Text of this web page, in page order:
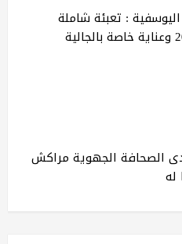
: تعبئة شاملة
لمواكبة عملية مرحبا 2026 وعناية خاصة بالجالية
الصحافة الجهوية مراكش
له